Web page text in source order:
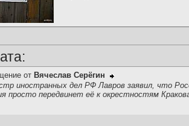
от Вячеслав Серёгин
иностранных дел РФ Лавров заявил, что
просто передвинет её к окрестностям